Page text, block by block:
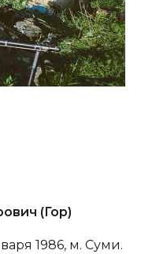
(Гор)
1986, м. Суми.